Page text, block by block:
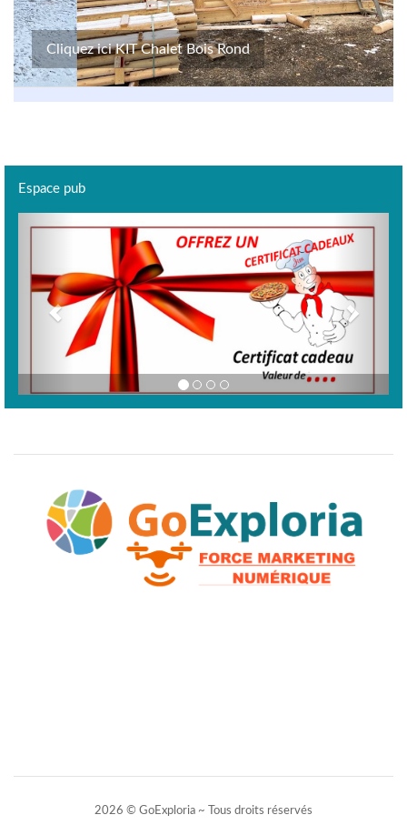
Cliquez ici KIT Chalet Bois Rond
Espace pub
2026 © GoExploria ~ Tous droits réservés